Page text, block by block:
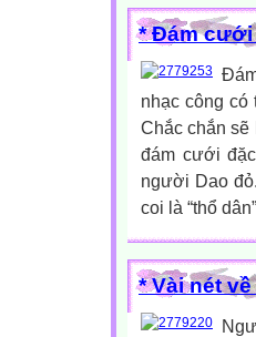
* Đám
nhạc công có
Chắc chắn
đám cưới
người Dao
coi là “thổ
* Vài nét